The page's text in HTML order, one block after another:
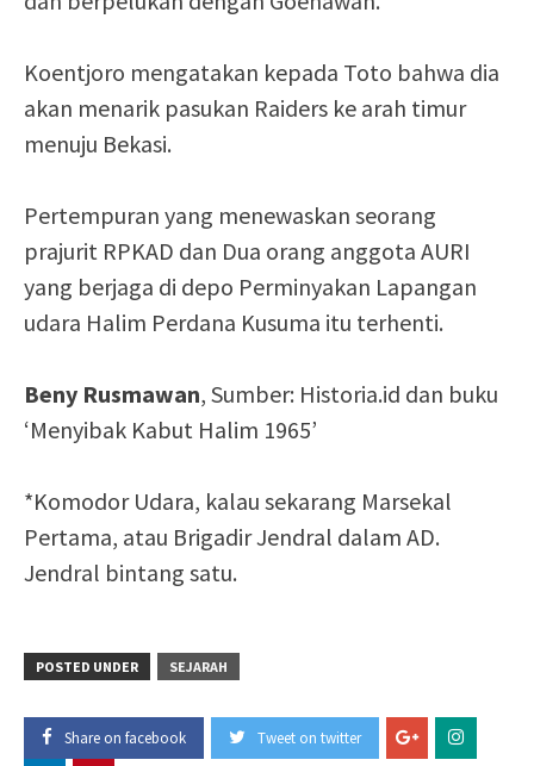
Koentjoro mengatakan kepada Toto bahwa dia
akan menarik pasukan Raiders ke arah timur
menuju Bekasi.
Pertempuran yang menewaskan seorang
prajurit RPKAD dan Dua orang anggota AURI
yang berjaga di depo Perminyakan Lapangan
udara Halim Perdana Kusuma itu terhenti.
Beny Rusmawan, Sumber: Historia.id dan buku
‘Menyibak Kabut Halim 1965’
*Komodor Udara, kalau sekarang Marsekal
Pertama, atau Brigadir Jendral dalam AD.
Jendral bintang satu.
POSTED UNDER SEJARAH
Share on facebook Tweet on twitter